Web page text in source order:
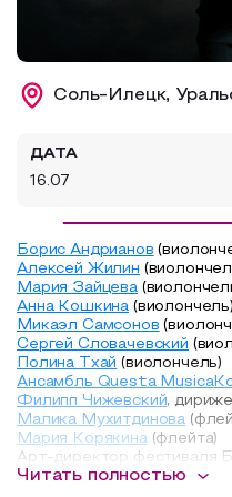
Маршруты от
Все маршруты
Доступная среда
Соль-Илецк,
ДАТА
16.07
Борис Андрианов
Алексей Жилин
Мария Зайцева
Анна Кошкина (виолончель)
Микаэл Самсонов
Сергей Словачевский
Полина Тхай (виолончель)
Ансамбль Questa Musica
Филипп Чижевский,
Малика Мухитдинова
Мария Корякина (флейта)
Арт-директор фестиваля
Читать полностью